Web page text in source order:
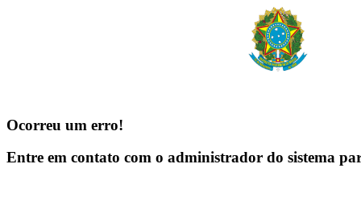
Ocorreu um erro!
Entre em contato com o administrador do sistema